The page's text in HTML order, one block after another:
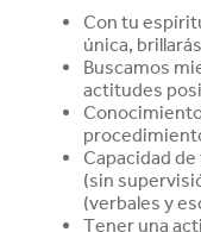
Con tu
única,
Buscamos
actitudes
Capacidad
(sin
(verbales y
Tener una